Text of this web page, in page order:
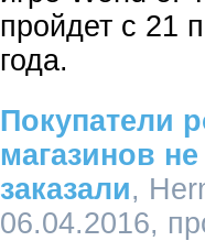
пройдет с 21
года.
Покупатели
магазинов
заказали,
06.04.2016,